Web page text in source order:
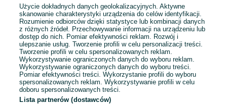
E-mail
Hasło
Użycie dokładnych danych geolokalizacyjnych. Aktywne
skanowanie charakterystyki urządzenia do celów identyfikacji.
Rozumienie odbiorców dzięki statystyce lub kombinacji danych
z różnych źródeł. Przechowywanie informacji na urządzeniu lub
dostęp do nich. Pomiar efektywności reklam. Rozwój i
ulepszanie usług. Tworzenie profili w celu personalizacji treści.
Tworzenie profili w celu spersonalizowanych reklam.
Wykorzystywanie ograniczonych danych do wyboru reklam.
Wykorzystywanie ograniczonych danych do wyboru treści.
Pomiar efektywności treści. Wykorzystanie profili do wyboru
spersonalizowanych reklam. Wykorzystywanie profili w celu
doboru spersonalizowanych treści.
Lista partnerów (dostawców)